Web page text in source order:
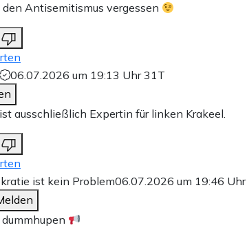
Antisemitismus vergessen
06.07.2026 um 19:13 Uhr31T
ausschließlich Expertin für linken Krakeel.
ist kein Problem06.07.2026 um 19:46 Uhr